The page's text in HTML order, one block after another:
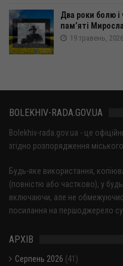
Два роки болю
пам’яті
19 травень, 2026
BOLEKHIV-RADA.GOV.UA
Bolekhiv-rada.gov.ua - це
згідно розпорядження
Будь-яке використання,
(повністю або частково), у
включаючи, але не
посилання на першоджерело
АРХІВ
Серпень 2026 (41)